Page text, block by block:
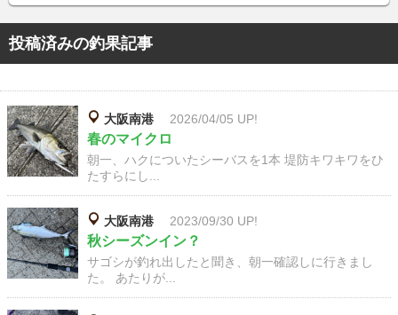
投稿済みの釣果記事
大阪南港 2026/04/05 UP!
春のマイクロ
朝一、ハクについたシーバスを1本 堤防キワキワをひ
たすらにし...
大阪南港 2023/09/30 UP!
秋シーズンイン？
サゴシが釣れ出したと聞き、朝一確認しに行きまし
た。 あたりが...